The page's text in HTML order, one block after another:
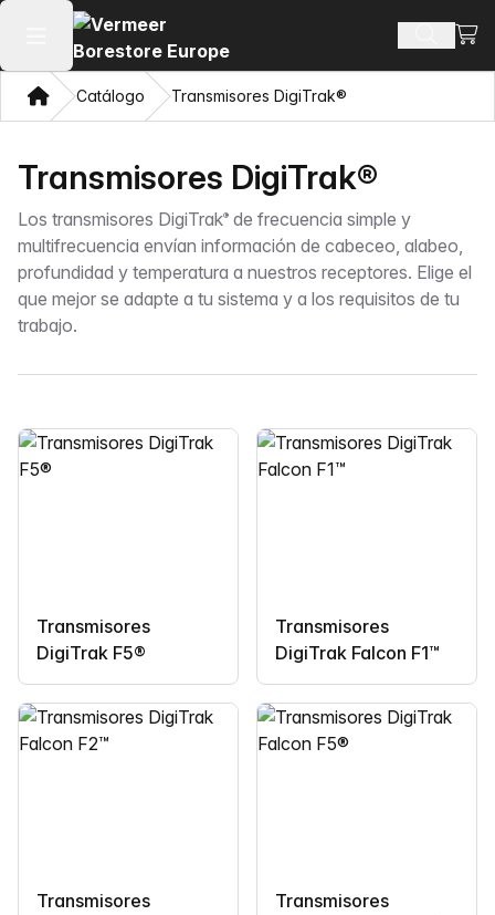
Abrir menú principal Buscar
Ver
HogarCatálogo Transmisores DigiTrak®
Transmisores DigiTrak®
Los transmisores DigiTrak® de frecuencia simple y
multifrecuencia envían información de cabeceo, alabeo,
profundidad y temperatura a nuestros receptores. Elige el
que mejor se adapte a tu sistema y a los requisitos de tu
trabajo.
Transmisores
DigiTrak F5®
Transmisores
DigiTrak Falcon F1™
Transmisores
Transmisores